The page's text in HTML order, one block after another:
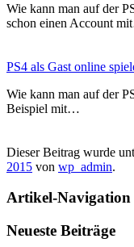
Wie kann man auf der
schon einen Account
PS4 als Gast online
Wie kann man auf der
Beispiel mit…
Dieser Beitrag wurde
2015 von wp_admin.
Artikel-Navigation
Neueste Beiträge